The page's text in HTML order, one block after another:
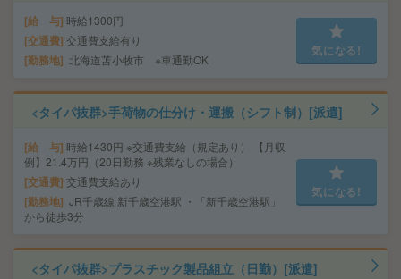
給 与 時給1300円
交通費 交通費支給有り
勤務地 北海道苫小牧市 ※車通勤OK
気になる!
<タイパ抜群>手荷物の仕分け・運搬（シフト制）[派遣]
給 与 時給1430円 ※交通費支給（規定あり） 【月収
例】21.4万円（20日勤務 ※残業なしの場合）
交通費 交通費支給あり
勤務地 JR千歳線 新千歳空港駅 ・「新千歳空港駅」
から徒歩3分
気になる!
<タイパ抜群>プラスチック製品組立（日勤）[派遣]